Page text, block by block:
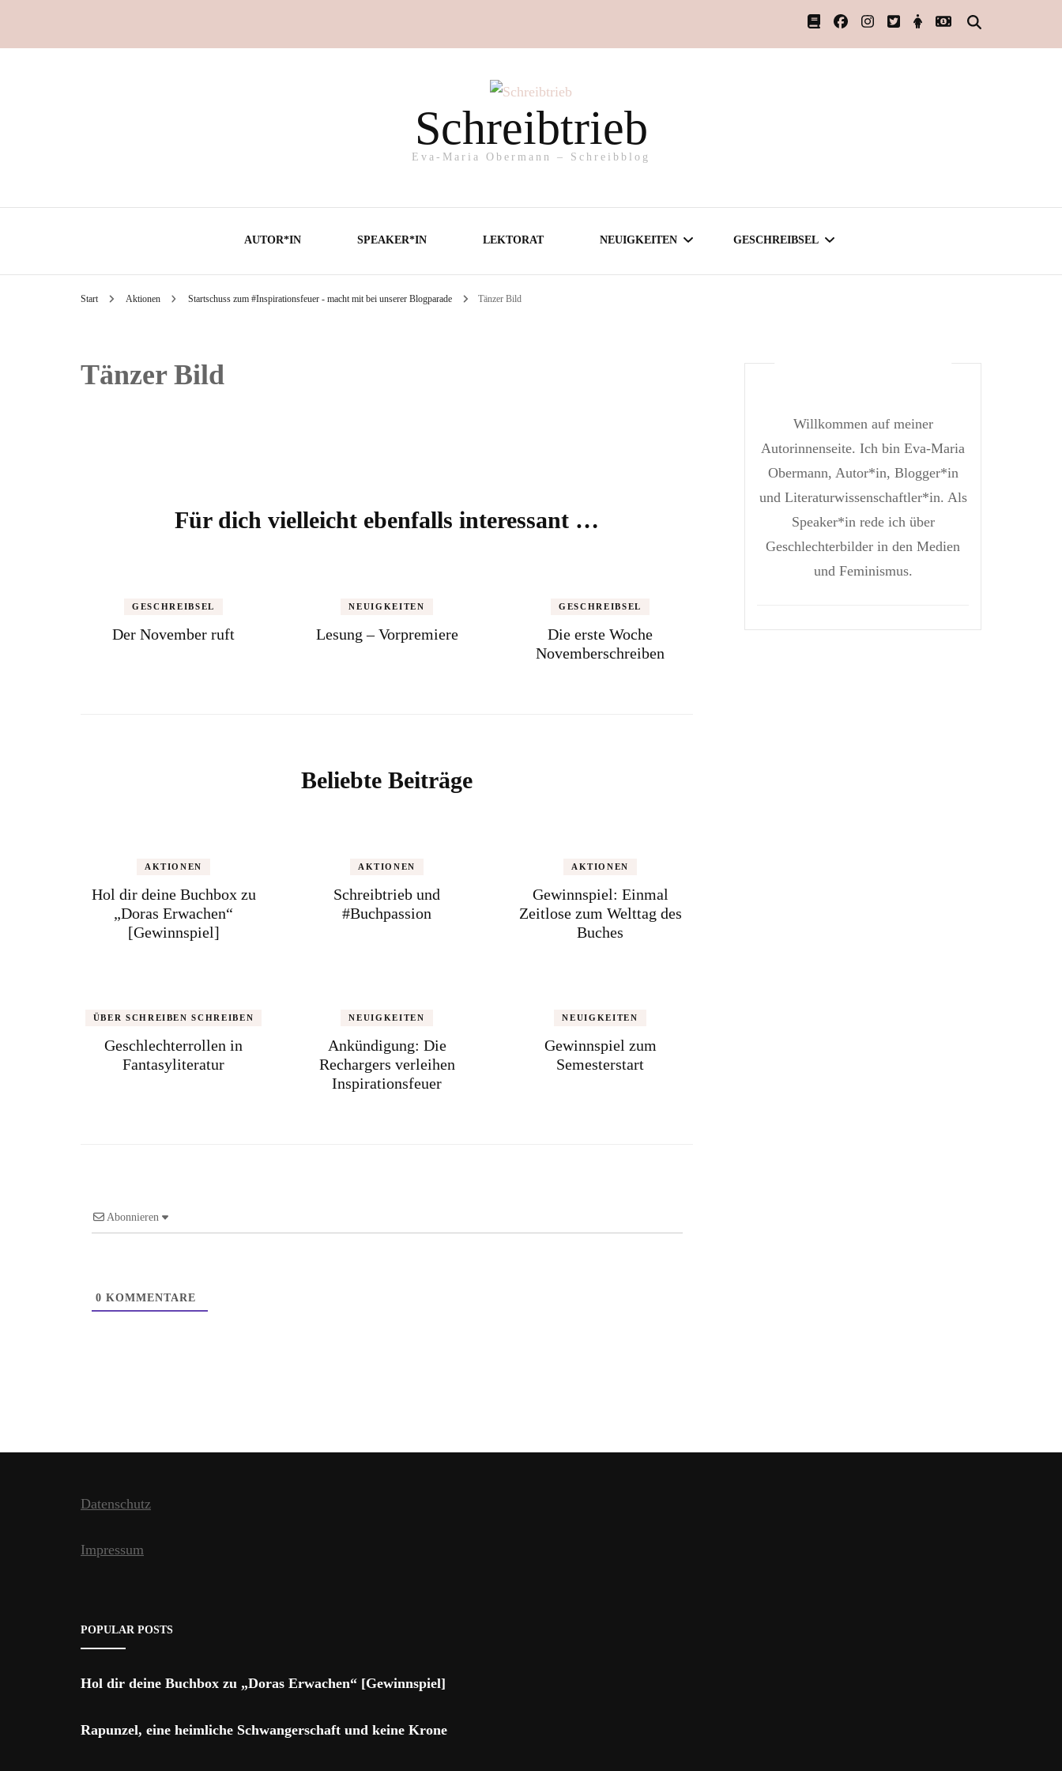
Schreibtrieb
Eva-Maria Obermann – Schreibblog
AUTOR*IN SPEAKER*IN LEKTORAT NEUIGKEITEN GESCHREIBSEL
Start Aktionen Startschuss zum #Inspirationsfeuer - macht mit bei unserer Blogparade Tänzer Bild
Tänzer Bild
Für dich vielleicht ebenfalls interessant …
GESCHREIBSEL
Der November ruft
NEUIGKEITEN
Lesung – Vorpremiere
GESCHREIBSEL
Die erste Woche
Novemberschreiben
Beliebte Beiträge
AKTIONEN
Hol dir deine Buchbox zu
„Doras Erwachen“
[Gewinnspiel]
AKTIONEN
Schreibtrieb und
#Buchpassion
AKTIONEN
Gewinnspiel: Einmal
Zeitlose zum Welttag des
Buches
ÜBER SCHREIBEN SCHREIBEN
Geschlechterrollen in
Fantasyliteratur
NEUIGKEITEN
Ankündigung: Die
Rechargers verleihen
Inspirationsfeuer
NEUIGKEITEN
Gewinnspiel zum
Semesterstart
Abonnieren
0 KOMMENTARE
Willkommen auf meiner
Autorinnenseite. Ich bin Eva-Maria
Obermann, Autor*in, Blogger*in
und Literaturwissenschaftler*in. Als
Speaker*in rede ich über
Geschlechterbilder in den Medien
und Feminismus.
Datenschutz
Impressum
POPULAR POSTS
Hol dir deine Buchbox zu „Doras Erwachen“ [Gewinnspiel]
Rapunzel, eine heimliche Schwangerschaft und keine Krone